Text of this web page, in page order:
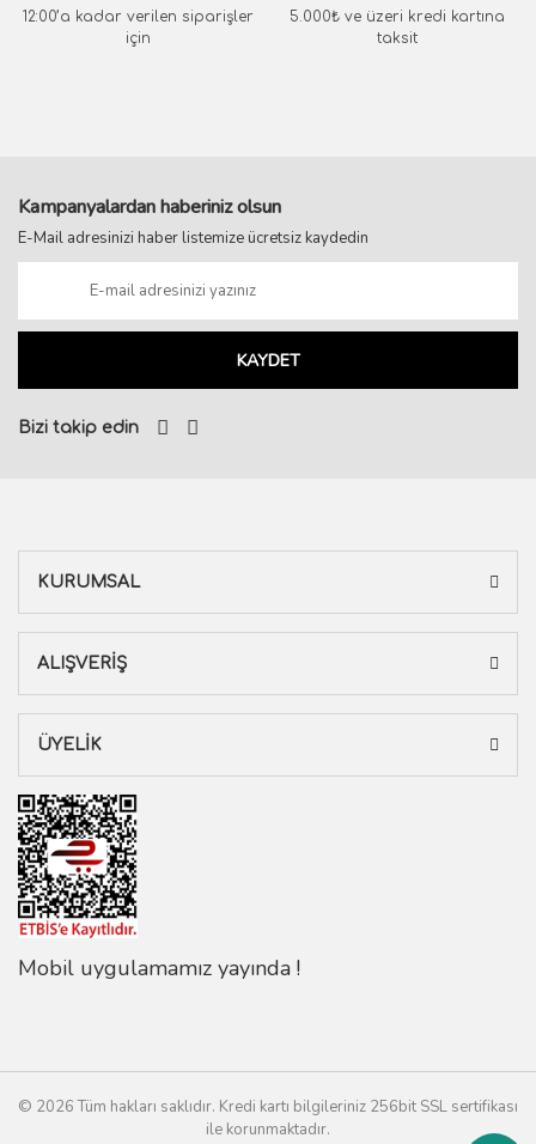
12:00’a kadar verilen siparişler
için
5.000₺ ve üzeri kredi kartına
taksit
Kampanyalardan haberiniz olsun
E-Mail adresinizi haber listemize ücretsiz kaydedin
KAYDET
Bizi takip edin
KURUMSAL
ALIŞVERİŞ
ÜYELİK
Mobil uygulamamız yayında !
© 2026 Tüm hakları saklıdır. Kredi kartı bilgileriniz 256bit SSL sertifikası
ile korunmaktadır.